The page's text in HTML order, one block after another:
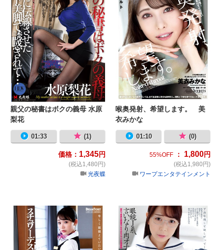
親父の秘書はボクの義母 水原
梨花
01:33 (1)
価格： 1,345円
(税込1,480円)
光夜蝶
喉奥発射、希望します。 美
衣みかな
01:10 (0)
55%OFF： 1,800円
(税込1,980円)
ワープエンタテインメント
スチュワーデスin...（脅迫スイート